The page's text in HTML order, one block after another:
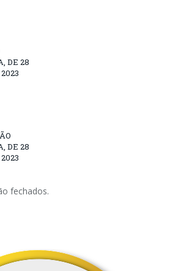
DE 28
DE 28
fechados.